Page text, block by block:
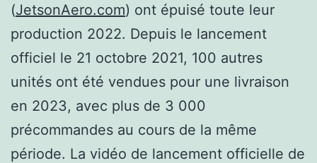
(JetsonAero.com) ont épuisé toute leur
production 2022. Depuis le lancement
officiel le 21 octobre 2021, 100 autres
unités ont été vendues pour une livraison
en 2023, avec plus de 3 000
précommandes au cours de la même
période. La vidéo de lancement officielle de